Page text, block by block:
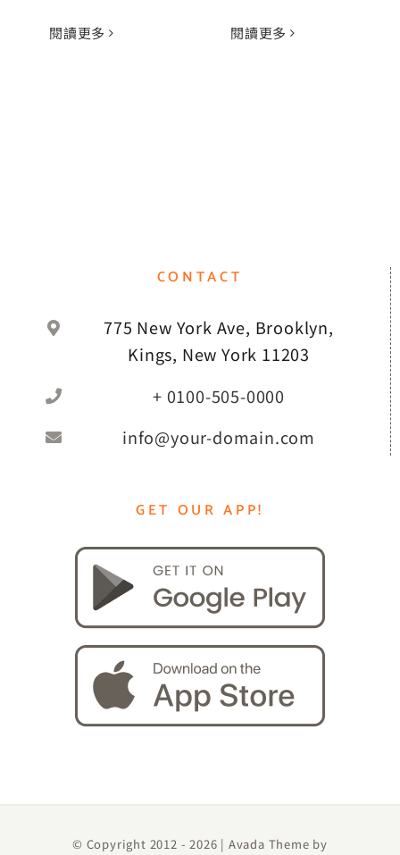
閱讀更多 閱讀更多
CONTACT
775 New York Ave, Brooklyn,
Kings, New York 11203
+ 0100-505-0000
info@your-domain.com
GET OUR APP!
© Copyright 2012 -2026 | Avada Theme by